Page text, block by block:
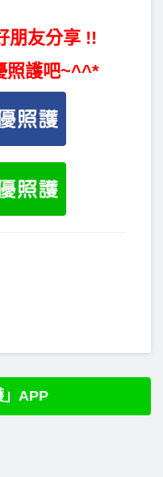
朋友分享 !!
照護吧~^^*
」APP